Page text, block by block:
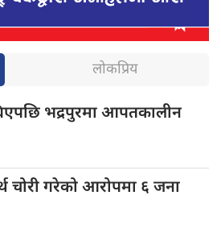
लोकप्रिय
भद्रपुरमा आपतकालीन
चोरी गरेको आरोपमा ६ जना